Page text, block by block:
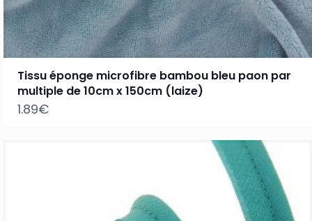
Tissu éponge microfibre bambou bleu paon par
multiple de 10cm x 150cm (laize)
1.89€